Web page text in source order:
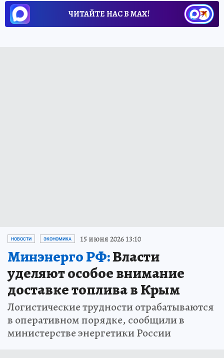
ЧИТАЙТЕ НАС В МАХ!
НОВОСТИ ЭКОНОМИКА 15 июня 2026 13:10
Минэнерго РФ:Власти
уделяют особое внимание
доставке топлива в Крым
Логистические трудности отрабатываются
в оперативном порядке, сообщили в
министерстве энергетики России